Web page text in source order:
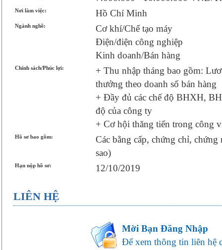
Nơi làm việc: Hồ Chí Minh
Ngành nghề:
Cơ khí/Chế tạo máy
Điện/điện công nghiệp
Kinh doanh/Bán hàng
Chính sách/Phúc lợi:
+ Thu nhập tháng bao gồm:
thưởng theo doanh số bán hàng
+ Đầy đủ các chế độ BHXH,
độ của công ty
+ Cơ hội thăng tiến trong công
Hồ sơ bao gồm:
Các bằng cấp, chứng chỉ,
sao)
Hạn nộp hồ sơ: 12/10/2019
LIÊN HỆ
Mời Bạn Đăng Nhập
Để xem thông tin liên hệ